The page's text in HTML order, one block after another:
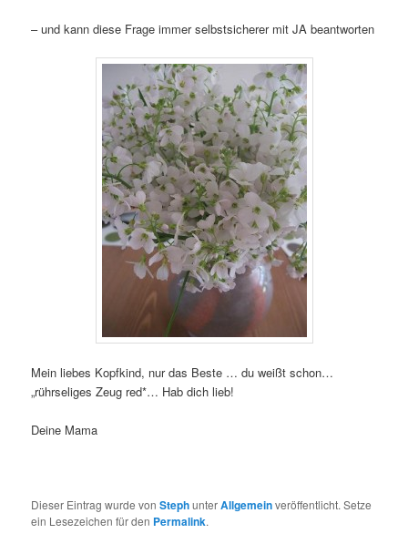
– und kann diese Frage immer selbstsicherer mit JA beantworten
Mein liebes Kopfkind, nur das Beste … du weißt schon…
„rührseliges Zeug red*… Hab dich lieb!
Deine Mama
Dieser Eintrag wurde vonStephunterAllgemeinveröffentlicht. Setze
ein Lesezeichen für den Permalink.